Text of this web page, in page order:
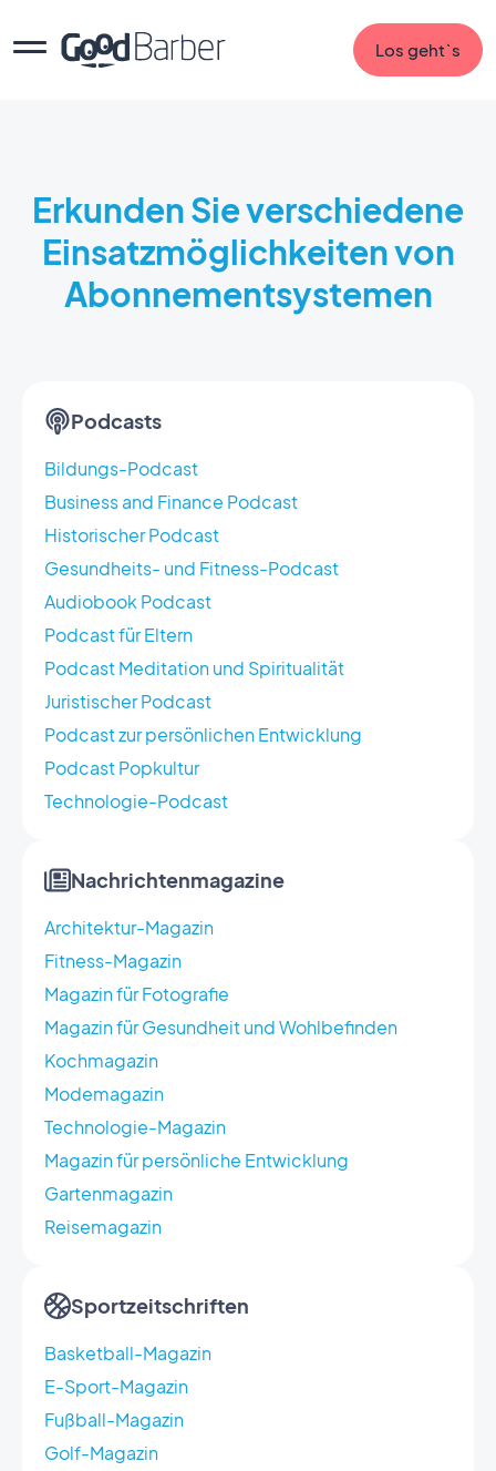
Los geht`s
Erkunden Sie verschiedene
Einsatzmöglichkeiten von
Abonnementsystemen
Podcasts
Bildungs-Podcast
Business and Finance Podcast
Historischer Podcast
Gesundheits- und Fitness-Podcast
Audiobook Podcast
Podcast für Eltern
Podcast Meditation und Spiritualität
Juristischer Podcast
Podcast zur persönlichen Entwicklung
Podcast Popkultur
Technologie-Podcast
Nachrichtenmagazine
Architektur-Magazin
Fitness-Magazin
Magazin für Fotografie
Magazin für Gesundheit und Wohlbefinden
Kochmagazin
Modemagazin
Technologie-Magazin
Magazin für persönliche Entwicklung
Gartenmagazin
Reisemagazin
Sportzeitschriften
Basketball-Magazin
E-Sport-Magazin
Fußball-Magazin
Golf-Magazin